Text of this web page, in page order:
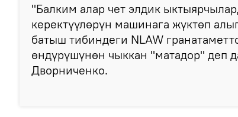
"Балким алар чет элдик
керектүүлөрүн машинага жүктөп
батыш тибиндеги NLAW
өндүрүшүнөн чыккан "матадор" деп
Дворниченко.